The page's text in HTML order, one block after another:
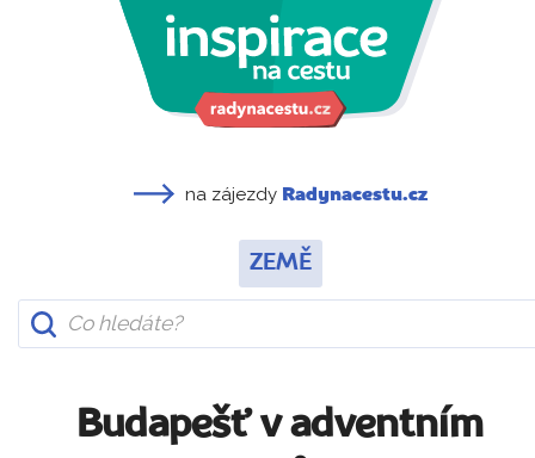
na zájezdy Radynacestu.cz
ZEMĚ
Budapešť v adventním